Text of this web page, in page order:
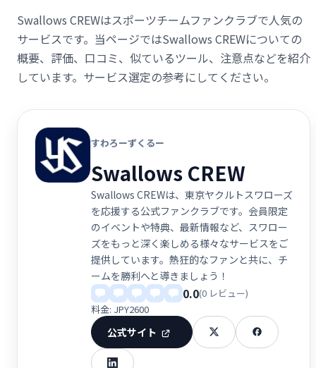
Swallows CREWはスポーツチームファンクラブで人気の
サービスです。当ページではSwallows CREWについての
概要、評価、口コミ、似ているツール、注意点などを紹介
しています。サービス選定の参考にしてください。
すわろーずくるー
Swallows CREW
Swallows CREWは、東京ヤクルトスワローズ
を応援する公式ファンクラブです。会員限定
のイベントや特典、最新情報など、スワロー
ズをもっと深く楽しめる様々なサービスをご
提供しています。熱狂的なファンと共に、チ
ームを勝利へと導きましょう！
0.0(0 レビュー)
料金: JPY2600
公式サイト